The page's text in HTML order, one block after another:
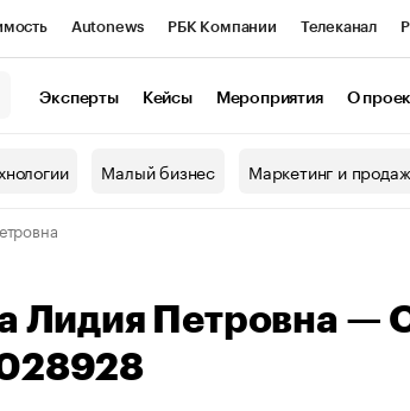
Autonews РБК Компании Телеканал
Эксперты Кейсы Мероприятия О
Малый бизнес Маркетинг и
Лидия Петровна —